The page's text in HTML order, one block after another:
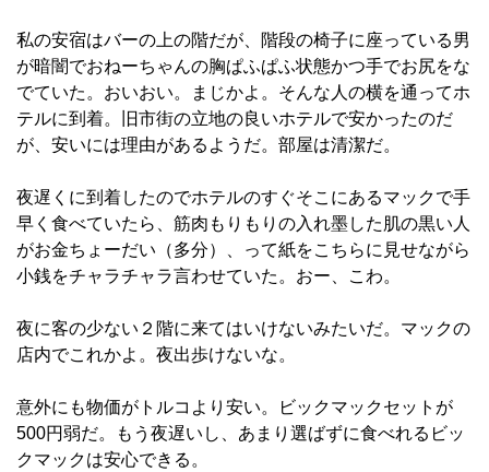
私の安宿はバーの上の階だが、階段の椅子に座っている男
が暗闇でおねーちゃんの胸ぱふぱふ状態かつ手でお尻をな
でていた。おいおい。まじかよ。そんな人の横を通ってホ
テルに到着。旧市街の立地の良いホテルで安かったのだ
が、安いには理由があるようだ。部屋は清潔だ。
夜遅くに到着したのでホテルのすぐそこにあるマックで手
早く食べていたら、筋肉もりもりの入れ墨した肌の黒い人
がお金ちょーだい（多分）、って紙をこちらに見せながら
小銭をチャラチャラ言わせていた。おー、こわ。
夜に客の少ない２階に来てはいけないみたいだ。マックの
店内でこれかよ。夜出歩けないな。
意外にも物価がトルコより安い。ビックマックセットが
500円弱だ。もう夜遅いし、あまり選ばずに食べれるビッ
クマックは安心できる。